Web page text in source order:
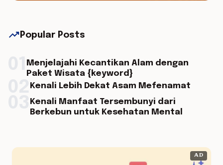
trending_up Popular Posts
Menjelajahi Kecantikan Alam dengan
Paket Wisata {keyword}
Kenali Lebih Dekat Asam Mefenamat
Kenali Manfaat Tersembunyi dari
Berkebun untuk Kesehatan Mental
AD